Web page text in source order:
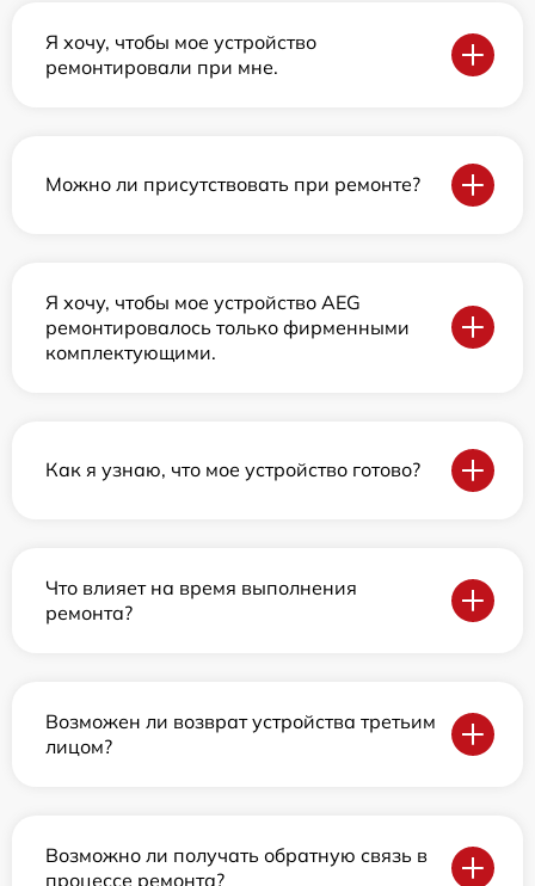
Я хочу, чтобы мое устройство
ремонтировали при мне.
Можно ли присутствовать при ремонте?
Я хочу, чтобы мое устройство AEG
ремонтировалось только фирменными
комплектующими.
Как я узнаю, что мое устройство готово?
Что влияет на время выполнения
ремонта?
Возможен ли возврат устройства третьим
лицом?
Возможно ли получать обратную связь в
процессе ремонта?